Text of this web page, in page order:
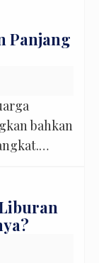
di
Genting
Tapi
[…]
Panjang
bahkan
tiket,
ada
baru